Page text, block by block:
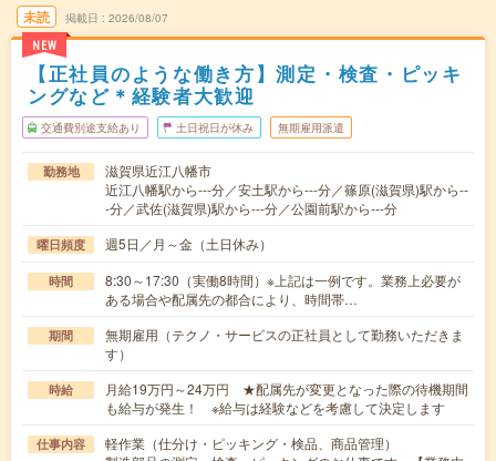
未読
NEW
掲載日 2026/08/07
【正社員のような働き方】測定・検査・ピッキ
ングなど＊経験者大歓迎
交通費別途支給あり 土日祝日が休み 無期雇用派遣
勤務地
滋賀県近江八幡市
近江八幡駅から---分／安土駅から---分／篠原(滋賀県)駅から--
-分／武佐(滋賀県)駅から---分／公園前駅から---分
曜日頻度 週5日／月～金（土日休み）
時間
8:30～17:30（実働8時間）※上記は一例です。業務上必要が
ある場合や配属先の都合により、時間帯…
期間
無期雇用（テクノ・サービスの正社員として勤務いただきま
す）
時給
月給19万円～24万円 ★配属先が変更となった際の待機期間
も給与が発生！ ※給与は経験などを考慮して決定します
仕事内容
軽作業（仕分け・ピッキング・検品、商品管理）